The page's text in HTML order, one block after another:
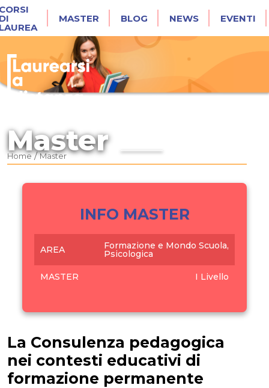
MASTER BLOG NEWS EVENTI
Master
Home/Master
INFO MASTER
AREA Formazione e Mondo Scuola,
Psicologica
MASTER I Livello
La Consulenza pedagogica
nei contesti educativi di
formazione permanente